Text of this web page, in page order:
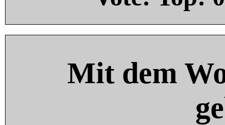
Mit dem